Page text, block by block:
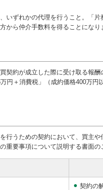
いずれかの代理を行うこと。「
から仲介手数料を得ることになり
契約が成立した際に受け取る報
円＋消費税」（成約価格400万円
行うための契約において、買主
重要事項について説明する書面の
契約の